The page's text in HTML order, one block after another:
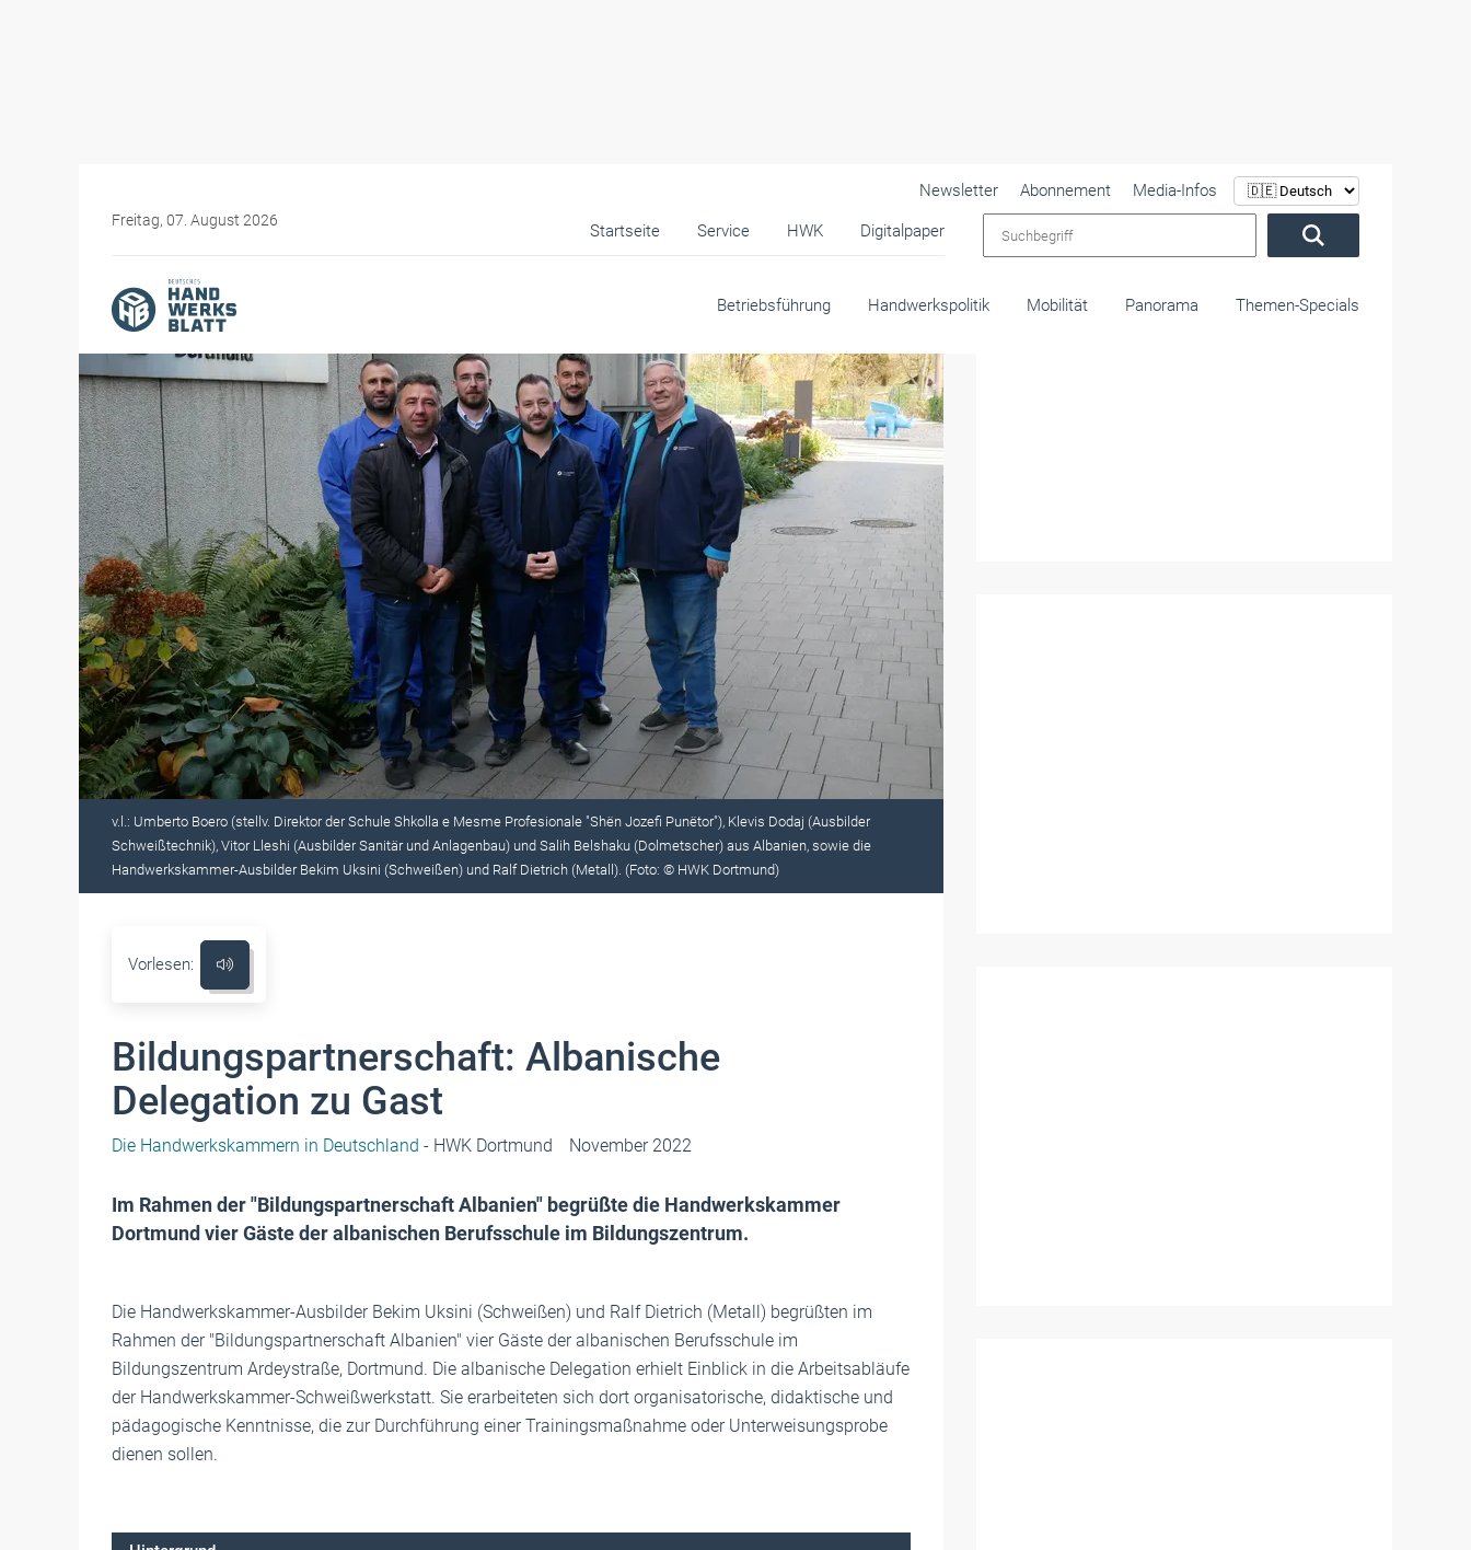
Freitag, 07. August 2026
Startseite Service HWK Digitalpaper
Newsletter Abonnement
Media-Infos
Betriebsführung Handwerkspolitik Mobilität Panorama Themen-Specials
v.l.: Umberto Boero (stellv. Direktor der Schule Shkolla e Mesme Profesionale "Shën Jozefi Punëtor"), Klevis Dodaj (Ausbilder
Schweißtechnik), Vitor Lleshi (Ausbilder Sanitär und Anlagenbau) und Salih Belshaku (Dolmetscher) aus Albanien, sowie die
Handwerkskammer-Ausbilder Bekim Uksini (Schweißen) und Ralf Dietrich (Metall). (Foto: © HWK Dortmund)
Vorlesen:
Bildungspartnerschaft: Albanische
Delegation zu Gast
Die Handwerkskammern in Deutschland - HWK Dortmund November 2022
Im Rahmen der "Bildungspartnerschaft Albanien" begrüßte die Handwerkskammer
Dortmund vier Gäste der albanischen Berufsschule im Bildungszentrum.
Die Handwerkskammer-Ausbilder Bekim Uksini (Schweißen) und Ralf Dietrich (Metall) begrüßten im
Rahmen der "Bildungspartnerschaft Albanien" vier Gäste der albanischen Berufsschule im
Bildungszentrum Ardeystraße, Dortmund. Die albanische Delegation erhielt Einblick in die Arbeitsabläufe
der Handwerkskammer-Schweißwerkstatt. Sie erarbeiteten sich dort organisatorische, didaktische und
pädagogische Kenntnisse, die zur Durchführung einer Trainingsmaßnahme oder Unterweisungsprobe
dienen sollen.